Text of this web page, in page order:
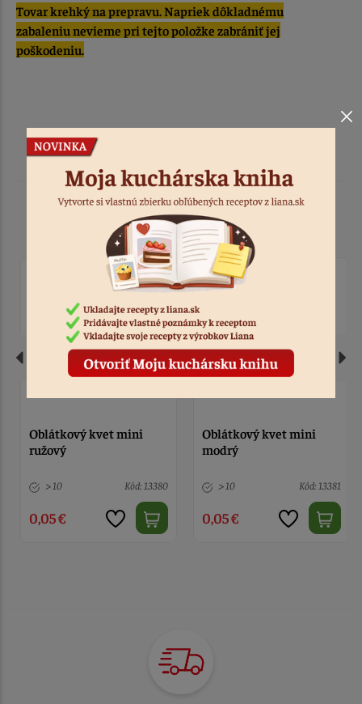
Tovar krehký na prepravu. Napriek dôkladnému
zabaleniu nevieme pri tejto položke zabrániť jej
poškodeniu.
Podobné produkty
Oblátkový kvet mini
modrý
> 10 Kód: 13381
0,05 €
Oblátkový kvet mini
čajový
> 10 Kód: 13382
0,05 €